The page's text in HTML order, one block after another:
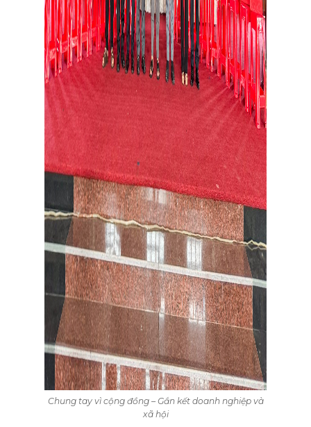
Chung tay vì cộng đồng – Gắn kết doanh nghiệp và
xã hội